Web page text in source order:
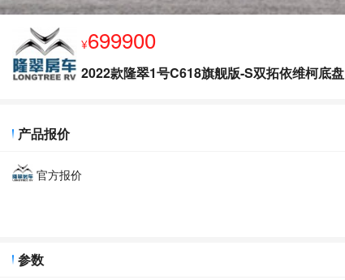
¥699900
2022款隆翠1号C618旗舰版-S双拓依维柯底盘
产品报价
官方报价
参数